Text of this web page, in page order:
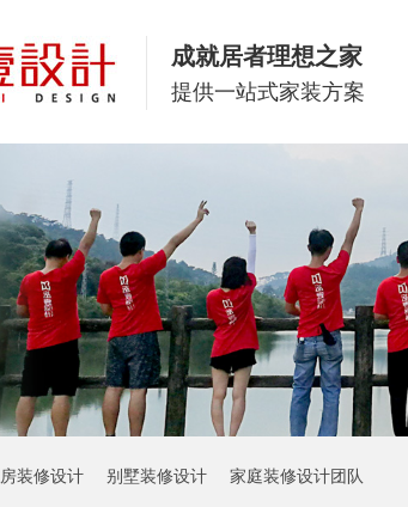
成就居者理想之家
提供一站式家装方案
装修设计 别墅装修设计 家庭装修设计团队